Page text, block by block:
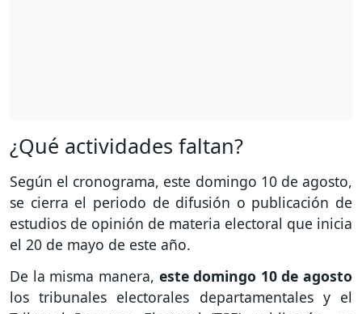
¿Qué actividades faltan?
Según el cronograma, este domingo 10 de agosto,
se cierra el periodo de difusión o publicación de
estudios de opinión de materia electoral que inicia
el 20 de mayo de este año.
De la misma manera, este domingo 10 de agosto
los tribunales electorales departamentales y el